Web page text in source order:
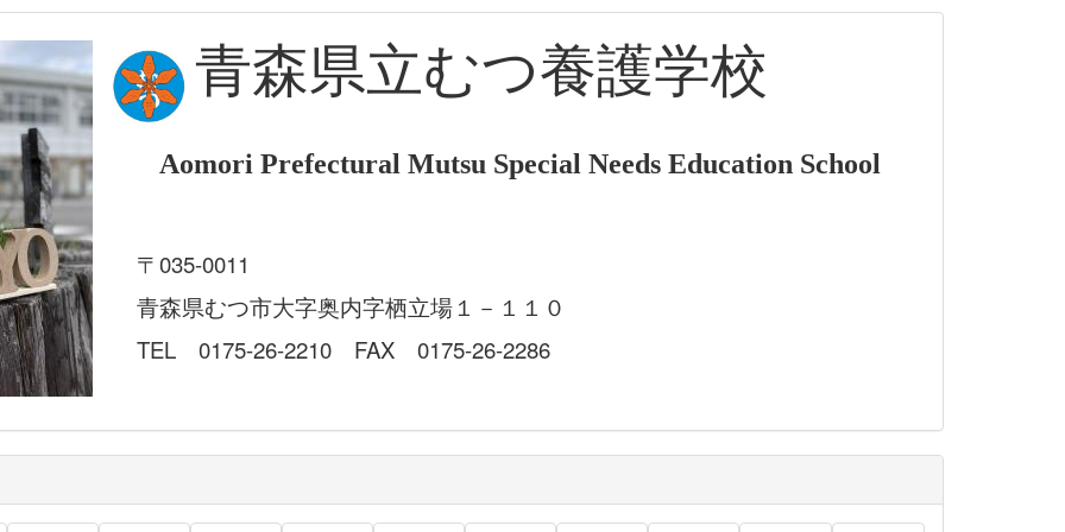
青森県立むつ養護学校
Aomori Prefectural Mutsu Special Needs Education School
〒035-0011
青森県むつ市大字奥内字栖立場１－１１０
TEL 0175-26-2210 FAX 0175-26-2286